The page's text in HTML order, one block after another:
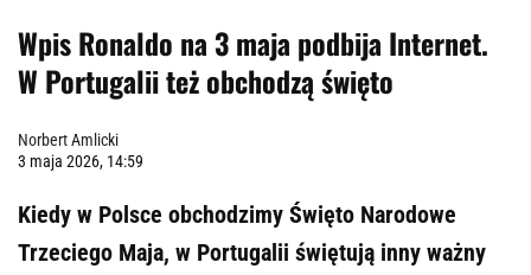
Wpis Ronaldo na 3 maja podbija Internet.
W Portugalii też obchodzą święto
Norbert Amlicki
3 maja 2026, 14:59
Kiedy w Polsce obchodzimy Święto Narodowe
Trzeciego Maja, w Portugalii świętują inny ważny